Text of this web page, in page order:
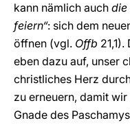
kann nämlich auch die
feiern“: sich dem
öffnen (vgl. Offb
eben dazu auf, unser
christliches Herz
zu erneuern, damit
Gnade des